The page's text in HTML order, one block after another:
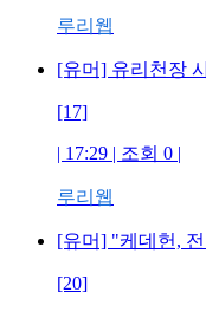
루리웹
[유머] 유리천장
[17]
| 17:29 | 조회 0 |
루리웹
[유머] "케데헌,
[20]